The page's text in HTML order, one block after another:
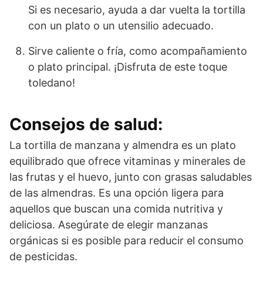
Si es necesario, ayuda a dar vuelta la tortilla
con un plato o un utensilio adecuado.
Sirve caliente o fría, como acompañamiento
o plato principal. ¡Disfruta de este toque
toledano!
Consejos de salud:
La tortilla de manzana y almendra es un plato
equilibrado que ofrece vitaminas y minerales de
las frutas y el huevo, junto con grasas saludables
de las almendras. Es una opción ligera para
aquellos que buscan una comida nutritiva y
deliciosa. Asegúrate de elegir manzanas
orgánicas si es posible para reducir el consumo
de pesticidas.